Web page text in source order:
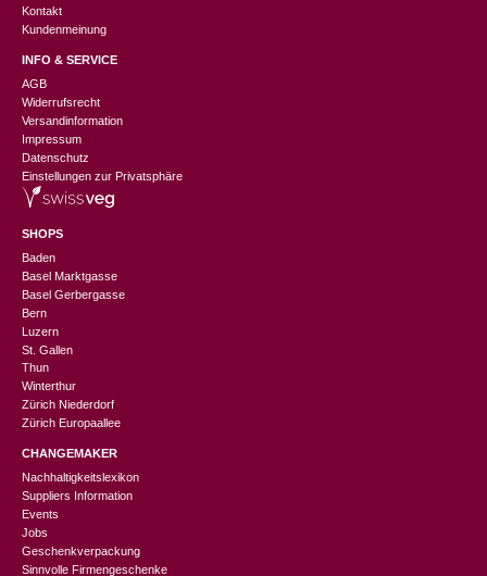
Kontakt
Kundenmeinung
INFO & SERVICE
AGB
Widerrufsrecht
Versandinformation
Impressum
Datenschutz
Einstellungen zur Privatsphäre
SHOPS
Baden
Basel Marktgasse
Basel Gerbergasse
Bern
Luzern
St. Gallen
Thun
Winterthur
Zürich Niederdorf
Zürich Europaallee
CHANGEMAKER
Nachhaltigkeitslexikon
Suppliers Information
Events
Jobs
Geschenkverpackung
Sinnvolle Firmengeschenke